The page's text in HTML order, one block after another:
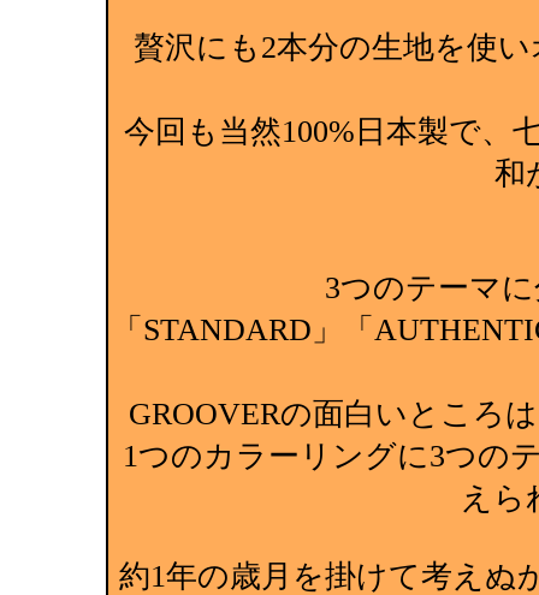
贅沢にも2本分の生地を使
今回も当然100%日本製で、
和
3つのテーマ
「STANDARD」「
GROOVERの面白いところ
1つのカラーリングに3つの
えら
約1年の歳月を掛けて考えぬ